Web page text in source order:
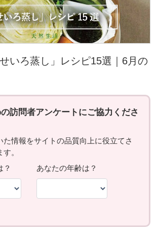
いろ蒸し」レシピ15選｜6月の